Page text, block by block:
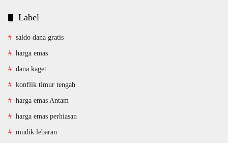
Label
saldo dana gratis
harga emas
dana kaget
konflik timur tengah
harga emas Antam
harga emas perhiasan
mudik lebaran